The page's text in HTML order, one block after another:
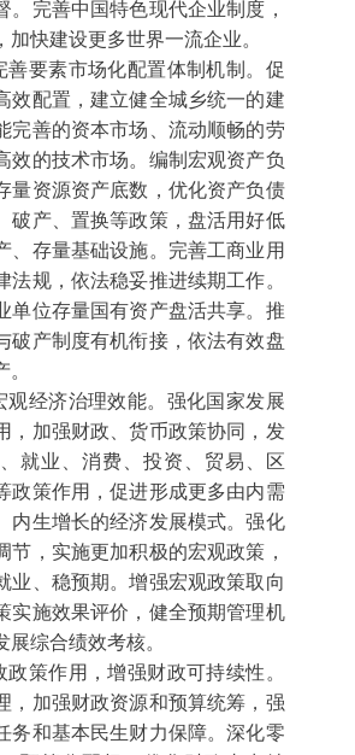
。完善中国特色现代企业制度，
加快建设更多世界一流企业。
善要素市场化配置体制机制。促
效配置，建立健全城乡统一的建
完善的资本市场、流动顺畅的劳
效的技术市场。编制宏观资产负
量资源资产底数，优化资产负债
破产、置换等政策，盘活用好低
、存量基础设施。完善工商业用
法规，依法稳妥推进续期工作。
单位存量国有资产盘活共享。推
破产制度有机衔接，依法有效盘
观经济治理效能。强化国家发展
，加强财政、货币政策协同，发
就业、消费、投资、贸易、区
政策作用，促进形成更多由内需
内生增长的经济发展模式。强化
节，实施更加积极的宏观政策，
业、稳预期。增强宏观政策取向
实施效果评价，健全预期管理机
综合绩效考核。
政策作用，增强财政可持续性。
，加强财政资源和预算统筹，强
务和基本民生财力保障。深化零